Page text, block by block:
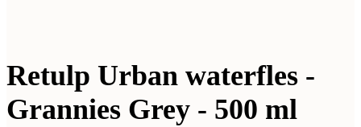
Retulp Urban waterfles -
Grannies Grey - 500 ml